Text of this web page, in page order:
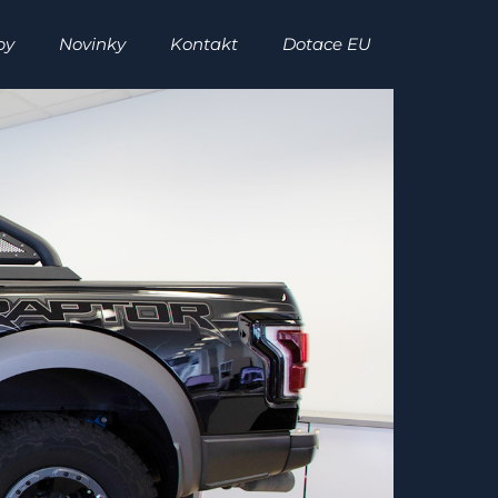
Novinky Kontakt Dotace EU